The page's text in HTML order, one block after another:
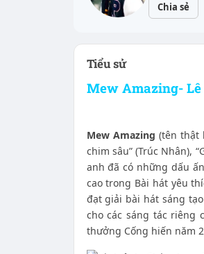
Chia sẻ
Tiểu sử
Mew Amazing-
Mew Amazing (tên thật
chim sâu” (Trúc Nhân),
anh đã có những dấu
cao trong Bài hát yêu
đạt giải bài hát sáng
cho các sáng tác riêng
thưởng Cống hiến năm